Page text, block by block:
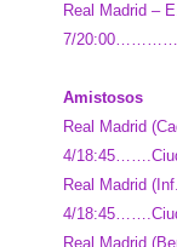
Real Madrid
7/
Amistosos
Real Madrid
4/
Real Madrid
4/
Real Madrid